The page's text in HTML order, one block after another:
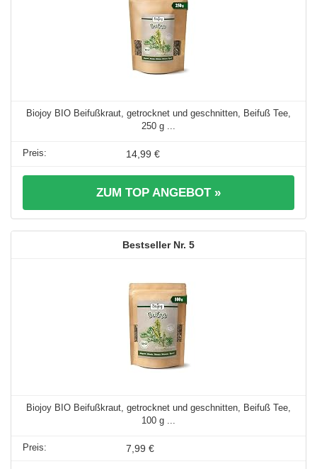
Biojoy BIO Beifußkraut, getrocknet und geschnitten, Beifuß Tee,
250 g ...
14,99 €
ZUM TOP ANGEBOT »
5
Biojoy BIO Beifußkraut, getrocknet und geschnitten, Beifuß Tee,
100 g ...
7,99 €